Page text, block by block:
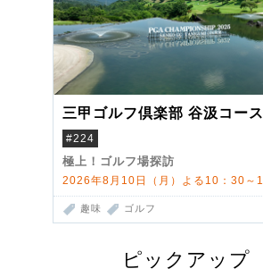
三甲ゴルフ倶楽部 谷汲コー
#224
極上！ゴルフ場探訪
2026年8月10日（月）よる10：30～
趣味 ゴルフ
ピックアップ